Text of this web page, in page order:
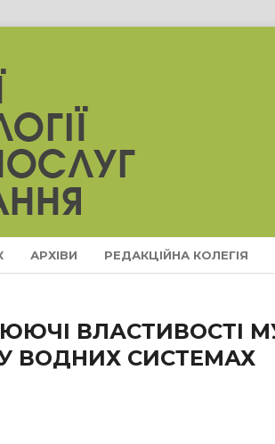
АРХІВИ РЕДАКЦІЙНА КОЛЕГІЯ
ВЛАСТИВОСТІ
У ВОДНИХ СИСТЕМАХ